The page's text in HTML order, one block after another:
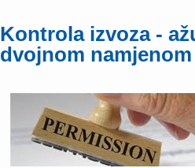
Kontrola izvoza -
dvojnom namjenom